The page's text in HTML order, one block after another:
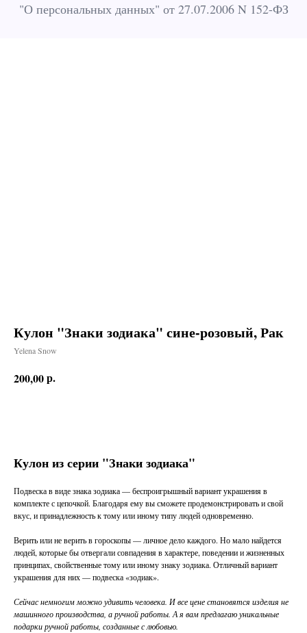
"О персональных данных" от 27.07.2006 N 152-ФЗ
Кулон "Знаки зодиака" сине-розовый, Рак
Yelena Snow
200,00р.
Кулон из серии "Знаки зодиака"
Подвеска в виде знака зодиака — беспроигрышный вариант украшения в
комплекте с цепочкой. Благодаря ему вы сможете продемонстрировать и свой
вкус, и принадлежность к тому или иному типу людей одновременно.
Верить или не верить в гороскопы — личное дело каждого. Но мало найдется
людей, которые бы отвергали совпадения в характере, поведении и жизненных
принципах, свойственные тому или иному знаку зодиака. Отличный вариант
украшения для них — подвеска «зодиак».
Сейчас немногим можно удивить человека. И все цене становятся изделия не
машинного производства, а ручной работы. А я вам предлагаю уникальные
подарки ручной работы, созданные с любовью.